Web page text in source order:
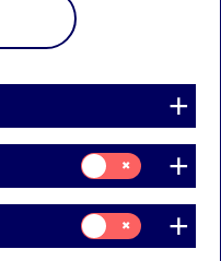
Samtykke
til:
Statistikk
Samtykke
til:
Markedsføring